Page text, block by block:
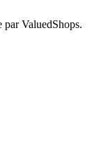
parValuedShops.